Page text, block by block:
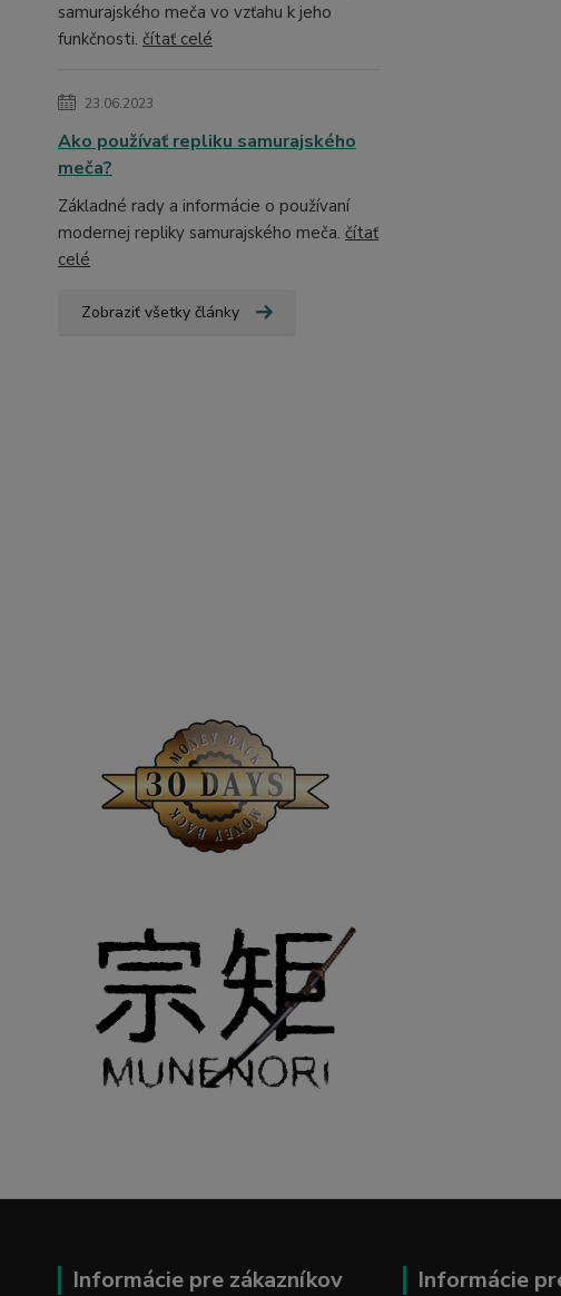
samurajského meča vo vzťahu k jeho
funkčnosti. čítať celé
23.06.2023
Ako používať repliku samurajského
meča?
Základné rady a informácie o používaní
modernej repliky samurajského meča. čítať
celé
Zobraziť všetky články
Informácie pre zákazníkov Informácie